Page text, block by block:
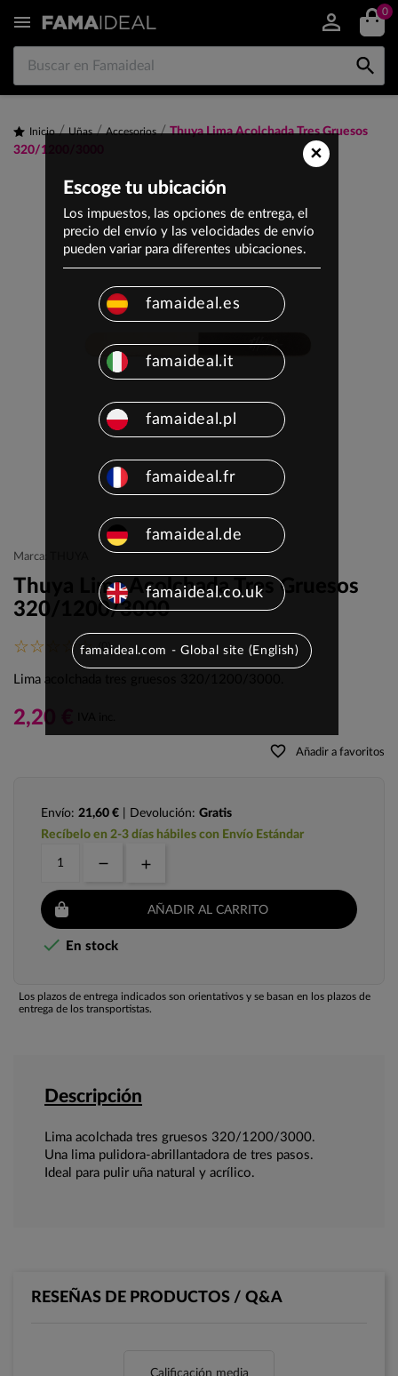
 0

Inicio Uñas Accesorios
Thuya Lima Acolchada Tres Gruesos
320/1200/3000
Marca: THUYA
Thuya Lima Acolchada Tres Gruesos
320/1200/3000
(0)
Lima acolchada tres gruesos 320/1200/3000.
2,20 €
favorite_border Añadir a favoritos
Envío: 21,60 € | Devolución: Gratis
Recíbelo en 2-3 días hábiles con Envío Estándar
AÑADIR AL CARRITO
 En stock
Los plazos de entrega indicados son orientativos y se basan en los plazos de
entrega de los transportistas.
Descripción
Lima acolchada tres gruesos 320/1200/3000.
Una lima pulidora-abrillantadora de tres pasos.
Ideal para pulir uña natural y acrílico.
RESEÑAS DE PRODUCTOS / Q&A
Calificación media
×
Escoge tu ubicación
Los impuestos, las opciones de entrega, el
precio del envío y las velocidades de envío
pueden variar para diferentes ubicaciones.
famaideal.es
famaideal.it
famaideal.pl
famaideal.fr
famaideal.de
famaideal.co.uk
famaideal.com - Global site (English)